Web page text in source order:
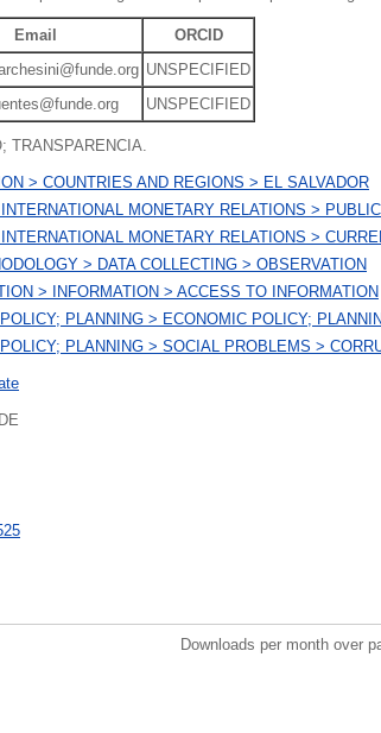
Email
ORCID
UNSPECIFIED
UNSPECIFIED
TRANSPARENCIA.
> COUNTRIES AND REGIONS > EL SALVADOR
MONETARY RELATIONS >
MONETARY RELATIONS >
> DATA COLLECTING > OBSERVATION
> INFORMATION > ACCESS TO INFORMATION
PLANNING > ECONOMIC POLICY;
PLANNING > SOCIAL PROBLEMS >
Downloads per month over